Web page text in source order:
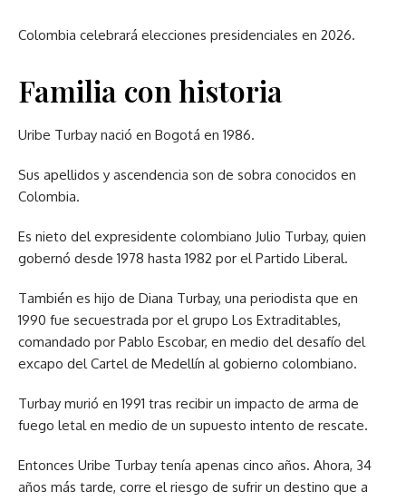
Colombia celebrará elecciones presidenciales en 2026.
Familia con historia
Uribe Turbay nació en Bogotá en 1986.
Sus apellidos y ascendencia son de sobra conocidos en
Colombia.
Es nieto del expresidente colombiano Julio Turbay, quien
gobernó desde 1978 hasta 1982 por el Partido Liberal.
También es hijo de Diana Turbay, una periodista que en
1990 fue secuestrada por el grupo Los Extraditables,
comandado por Pablo Escobar, en medio del desafío del
excapo del Cartel de Medellín al gobierno colombiano.
Turbay murió en 1991 tras recibir un impacto de arma de
fuego letal en medio de un supuesto intento de rescate.
Entonces Uribe Turbay tenía apenas cinco años. Ahora, 34
años más tarde, corre el riesgo de sufrir un destino que a